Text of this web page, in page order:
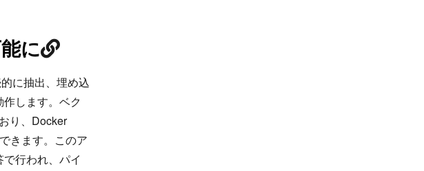
に
に抽出、埋め込
します。ベク
り、Docker
きます。このア
行われ、パイ